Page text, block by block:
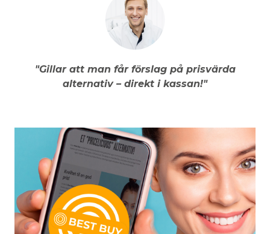
"Gillar att man får förslag på prisvärda
alternativ – direkt i kassan!"